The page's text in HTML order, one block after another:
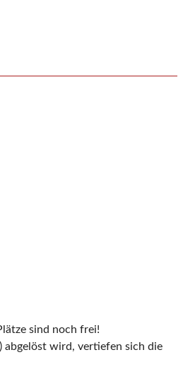
sind noch frei!
abgelöst wird, vertiefen sich die